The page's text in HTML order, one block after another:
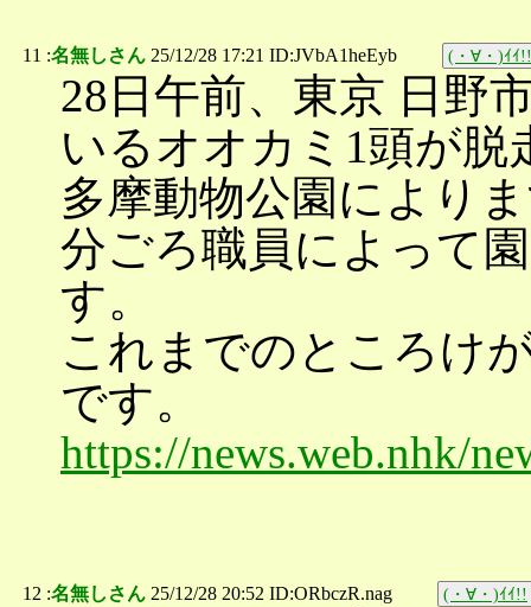
11 :名無しさん 25/12/28 17:21 ID:JVbA1heEyb (・∀・)ｲｲ!!
28日午前、東京 日野
いるオオカミ1頭が脱
多摩動物公園により
分ごろ職員によって
す。
これまでのところけ
です。
https://news.web.nhk/
12 :名無しさん 25/12/28 20:52 ID:ORbczR.nag (・∀・)ｲｲ!!